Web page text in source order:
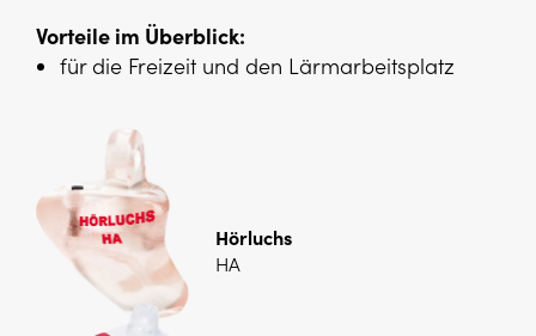
Vorteile im Überblick:
für die Freizeit und den Lärmarbeitsplatz
Hörluchs
HA